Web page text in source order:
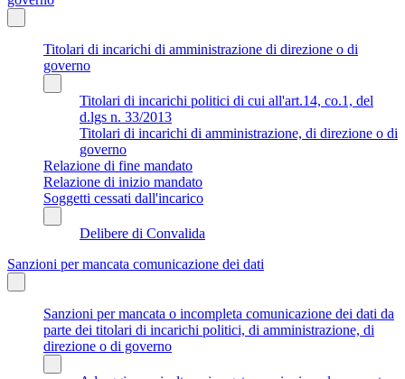
Titolari di incarichi di amministrazione di direzione o di
governo
Titolari di incarichi politici di cui all'art.14, co.1, del
d.lgs n. 33/2013
Titolari di incarichi di amministrazione, di direzione o di
governo
Relazione di fine mandato
Relazione di inizio mandato
Soggetti cessati dall'incarico
Delibere di Convalida
Sanzioni per mancata comunicazione dei dati
Sanzioni per mancata o incompleta comunicazione dei dati da
parte dei titolari di incarichi politici, di amministrazione, di
direzione o di governo